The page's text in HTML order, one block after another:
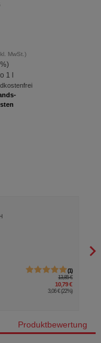
MwSt.)
)
1 l
1
13,85 €
10,79 €
3,06 € (22%)
Produktbewertung